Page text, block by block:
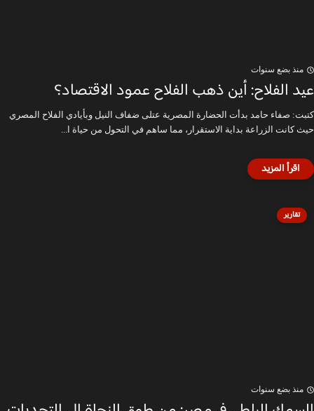
منذ بضع سنوات
عيد الفلاح: أين ذهب الفلاح عمود الاقتصاد؟
كتبت: صفاء حامد بدأت الحضارة المصرية عتلى ضفاف النيل وبأيادي الفلاح المصري
حيث كانت الزراعة بداية الاستقرار، مما ساهم في التحول من حياة ا...
تقارير
منذ بضع سنوات